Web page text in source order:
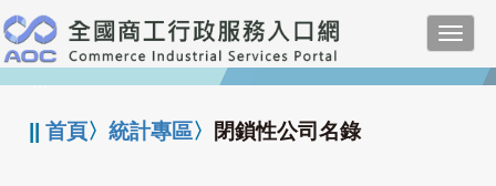
跳
到
主
要
:::
||首頁〉統計專區〉 閉鎖性公司名錄